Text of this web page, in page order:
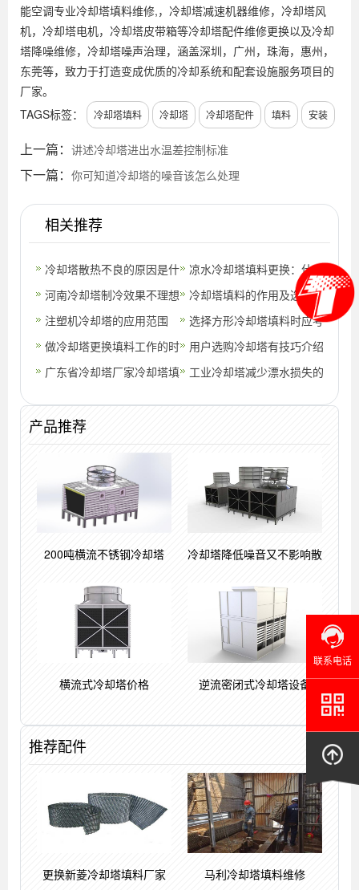
能空调专业冷却塔填料维修,，冷却塔减速机器维修，冷却塔风
机，冷却塔电机，冷却塔皮带箱等冷却塔配件维修更换以及冷却
塔降噪维修，冷却塔噪声治理，涵盖深圳，广州，珠海，惠州，
东莞等，致力于打造变成优质的冷却系统和配套设施服务项目的
厂家。
TAGS标签：
冷却塔填料 冷却塔 冷却塔配件 填料 安装
上一篇： 讲述冷却塔进出水温差控制标准
下一篇： 你可知道冷却塔的噪音该怎么处理
相关推荐
冷却塔散热不良的原因是什
么？(冷却塔的风扇是干什
么的)
凉水冷却塔填料更换：什么
时候需要更换(西安圆形冷
却塔填料更
河南冷却塔制冷效果不理想
的可能原因
冷却塔填料的作用及选购要
点
注塑机冷却塔的应用范围
(注塑机冷却塔接驳器售后)
选择方形冷却塔填料时应考
虑哪几方面?(节能型无填料
方形冷
做冷却塔更换填料工作的时
候不要忽视这些问题(方形
用户选购冷却塔有技巧介绍
广东省冷却塔厂家冷却塔填
式厂家)
工业冷却塔减少漂水损失的
产品推荐
200吨横流不锈钢冷却塔 冷却塔降低噪音又不影响散
横流式冷却塔价格 逆流密闭式冷却塔设备
推荐配件
更换新菱冷却塔填料厂家 马利冷却塔填料维修
联系电话